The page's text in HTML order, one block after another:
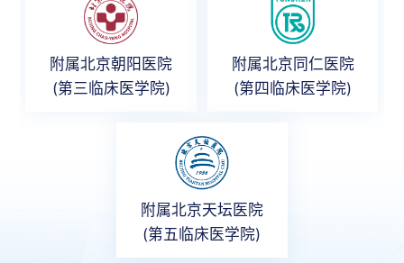
附属北京朝阳医院
(第三临床医学院)
附属北京同仁医院
(第四临床医学院)
附属北京天坛医院
(第五临床医学院)